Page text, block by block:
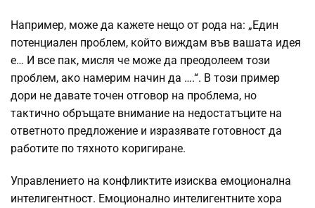
Например, може да кажете нещо от рода на: „Един
потенциален проблем, който виждам във вашата идея
е… И все пак, мисля че може да преодолеем този
проблем, ако намерим начин да ….“. В този пример
дори не давате точен отговор на проблема, но
тактично обръщате внимание на недостатъците на
ответното предложение и изразявате готовност да
работите по тяхното коригиране.
Управлението на конфликтите изисква емоционална
интелигентност. Емоционално интелигентните хора